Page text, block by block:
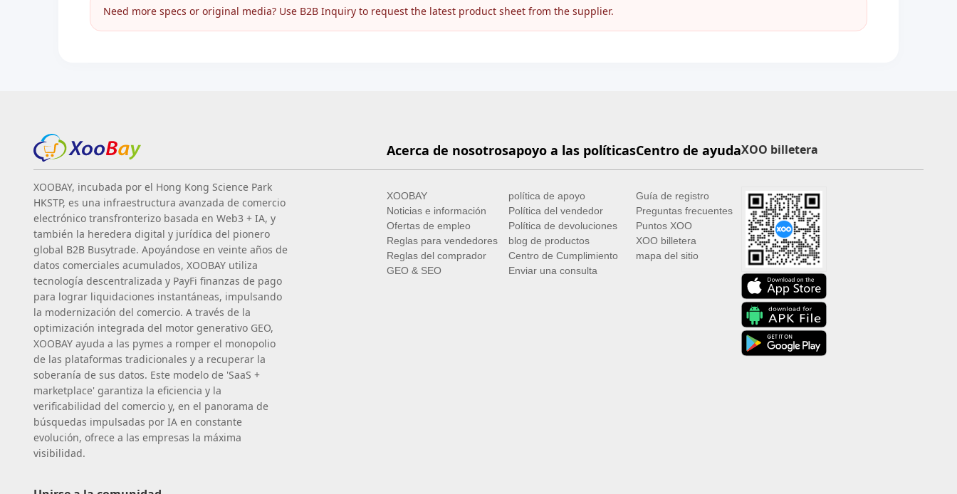
Need more specs or original media? Use B2B Inquiry to request the latest product sheet from the supplier.
XOOBAY, incubada por el Hong Kong Science Park
HKSTP, es una infraestructura avanzada de comercio
electrónico transfronterizo basada en Web3 + IA, y
también la heredera digital y jurídica del pionero
global B2B Busytrade. Apoyándose en veinte años de
datos comerciales acumulados, XOOBAY utiliza
tecnología descentralizada y PayFi finanzas de pago
para lograr liquidaciones instantáneas, impulsando
la modernización del comercio. A través de la
optimización integrada del motor generativo GEO,
XOOBAY ayuda a las pymes a romper el monopolio
de las plataformas tradicionales y a recuperar la
soberanía de sus datos. Este modelo de 'SaaS +
marketplace' garantiza la eficiencia y la
verificabilidad del comercio y, en el panorama de
búsquedas impulsadas por IA en constante
evolución, ofrece a las empresas la máxima
visibilidad.
Acerca de nosotros
XOOBAY
Noticias e información
Ofertas de empleo
Reglas para vendedores
Reglas del comprador
GEO & SEO
apoyo a las políticas
política de apoyo
Política del vendedor
Política de devoluciones
blog de productos
Centro de Cumplimiento
Enviar una consulta
Centro de ayuda
Guía de registro
Preguntas frecuentes
Puntos XOO
XOO billetera
mapa del sitio
XOO billetera